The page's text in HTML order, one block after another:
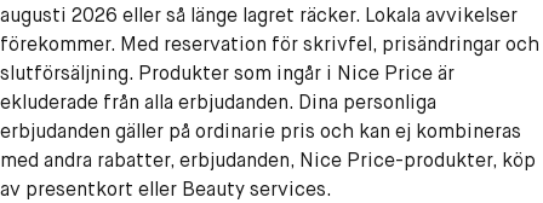
augusti 2026 eller så länge lagret räcker. Lokala avvikelser
förekommer. Med reservation för skrivfel, prisändringar och
slutförsäljning. Produkter som ingår i Nice Price är
ekluderade från alla erbjudanden. Dina personliga
erbjudanden gäller på ordinarie pris och kan ej kombineras
med andra rabatter, erbjudanden, Nice Price-produkter, köp
av presentkort eller Beauty services.